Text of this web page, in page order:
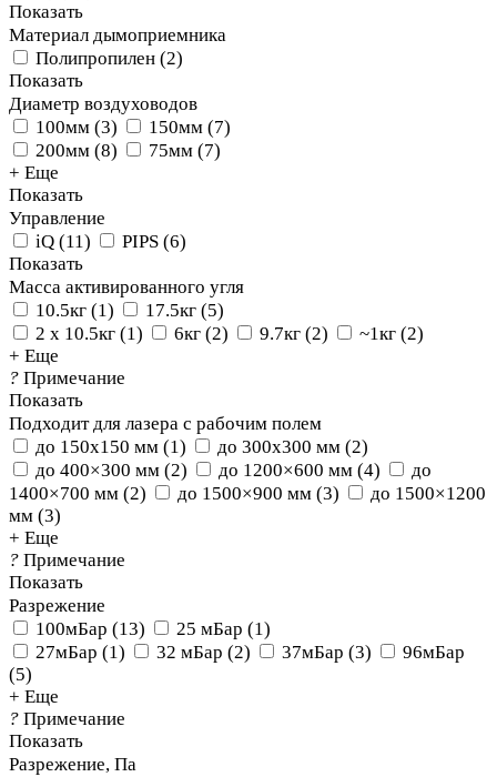
Показать
Материал дымоприемника
Полипропилен (2)
Показать
Диаметр воздуховодов
100мм (3) 150мм (7)
200мм (8) 75мм (7)
+ Еще
Показать
Управление
iQ (11) PIPS (6)
Показать
Масса активированного угля
10.5кг (1) 17.5кг (5)
2 х 10.5кг (1) 6кг (2) 9.7кг (2) ~1кг (2)
+ Еще
? Примечание
Показать
Подходит для лазера с рабочим полем
до 150x150 мм (1) до 300x300 мм (2)
до 400×300 мм (2) до 1200×600 мм (4)
до
1400×700 мм (2) до 1500×900 мм (3)
до 1500×1200
мм (3)
+ Еще
? Примечание
Показать
Разрежение
100мБар (13) 25 мБар (1)
27мБар (1) 32 мБар (2) 37мБар (3)
96мБар
(5)
+ Еще
? Примечание
Показать
Разрежение, Па